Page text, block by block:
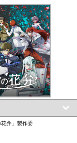
弁」製作委